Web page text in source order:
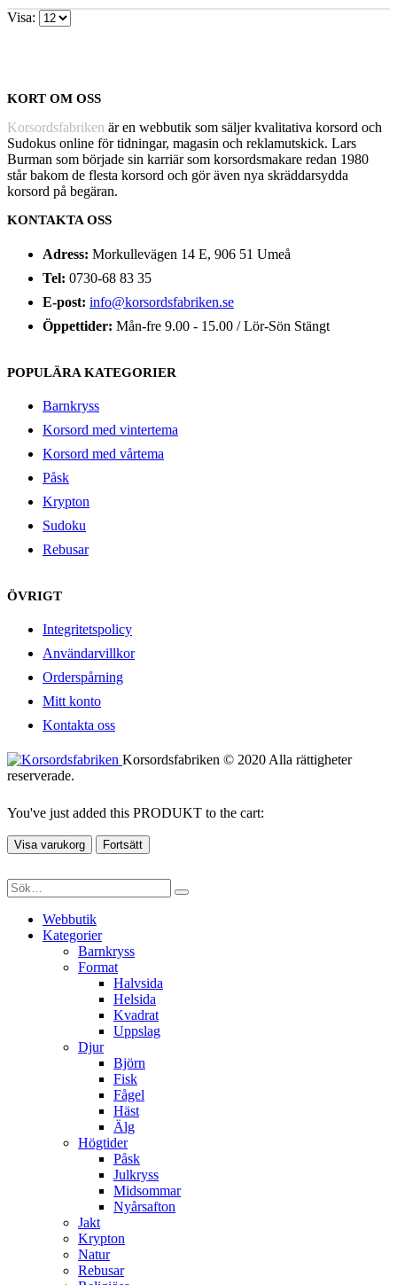
Visa:
KORT OM OSS
Korsordsfabriken är en webbutik som säljer kvalitativa korsord och
Sudokus online för tidningar, magasin och reklamutskick. Lars
Burman som började sin karriär som korsordsmakare redan 1980
står bakom de flesta korsord och gör även nya skräddarsydda
korsord på begäran.
KONTAKTA OSS
Adress: Morkullevägen 14 E, 906 51 Umeå
Tel: 0730-68 83 35
E-post: info@korsordsfabriken.se
Öppettider: Mån-fre 9.00 - 15.00 / Lör-Sön Stängt
POPULÄRA KATEGORIER
Barnkryss
Korsord med vintertema
Korsord med vårtema
Påsk
Krypton
Sudoku
Rebusar
ÖVRIGT
Integritetspolicy
Användarvillkor
Orderspårning
Mitt konto
Kontakta oss
Korsordsfabriken © 2020 Alla rättigheter
reserverade.
You've just added this PRODUKT to the cart:
Visa varukorg Fortsätt
Webbutik
Kategorier
Barnkryss
Format
Halvsida
Helsida
Kvadrat
Uppslag
Djur
Björn
Fisk
Fågel
Häst
Älg
Högtider
Påsk
Julkryss
Midsommar
Nyårsafton
Jakt
Krypton
Natur
Rebusar